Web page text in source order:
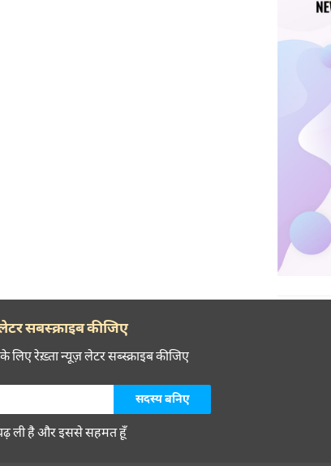
सबस्क्राइब कीजिए
के लिए रेख़्ता न्यूज़ लेटर सब्स्क्राइब कीजिए
ली है और इससे सहमत हूँ